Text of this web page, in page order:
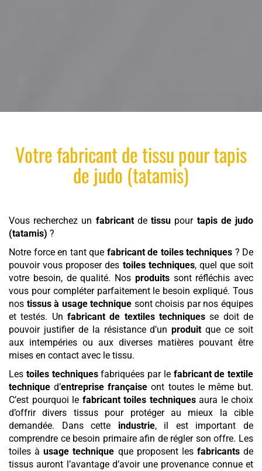
Votrefabricantdetissupourtapis
de judo (tatamis)
Vous recherchez un fabricant detissu pour tapis de judo
(tatamis) ?
Notre force en tant que fabricant de toiles techniques ? De
pouvoir vous proposer des toiles techniques, quel que soit
votre besoin, de qualité. Nos produitssont réfléchis avec
vous pour compléter parfaitement le besoin expliqué. Tous
nos tissus à usage technique sont choisis par nos équipes
et testés. Un fabricant de textiles techniques se doit de
pouvoir justifier de la résistance d’unproduit que ce soit
aux intempéries ou aux diverses matières pouvant être
mises en contact avec le tissu.
Les toiles techniquesfabriquées par le fabricant de textile
technique d’entreprise française ont toutes le même but.
C’est pourquoi le fabricant toiles techniquesaura le choix
d’offrir divers tissus pour protéger au mieux la cible
demandée. Dans cette industrie, il est important de
comprendre ce besoin primaire afin de régler son offre. Les
toiles àusage technique que proposent les fabricantsde
tissus auront l’avantage d’avoir une provenance connue et